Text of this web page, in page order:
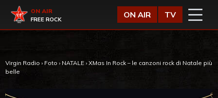
Virgin Radio
ON AIR
FREE ROCK
ON AIR TV
Virgin Radio › Foto › NATALE › XMas In Rock – le canzoni rock di Natale più
belle